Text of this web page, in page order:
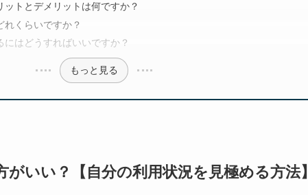
トとデメリットは何ですか？
くらいですか？
はどうすればいいですか？
もっと見る
いい？【自分の利用状況を見極める方法】